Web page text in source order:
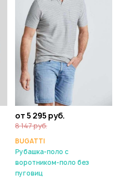
от 5 295 руб.
8 147 руб.
BUGATTI
Рубашка-поло с
воротником-поло без
пуговиц